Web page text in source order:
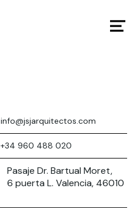
info@jsjarquitectos.com
+34 960 488 020
Pasaje Dr. Bartual Moret,
6 puerta L. Valencia, 46010